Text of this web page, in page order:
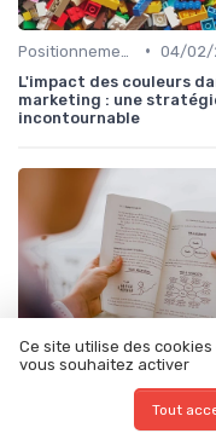
• 04/02/
L'impact des couleurs
marketing : une
incontournable
Stratégie de communication d’entreprise
Ce site utilise des
vous souhaitez activer
Tout